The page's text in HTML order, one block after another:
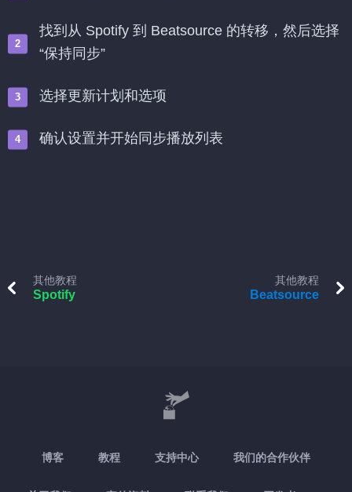
找到从 Spotify 到 Beatsource 的转移，然后选择
“保持同步”
选择更新计划和选项
确认设置并开始同步播放列表
其他教程
Spotify
其他教程
Beatsource
博客 教程 支持中心 我们的合作伙伴